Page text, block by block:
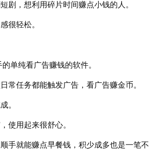
剧，想利用碎片时间赚点小钱的人。
很轻松。
单纯看广告赚钱的软件。
常任务都能触发广告，看广告赚金币。
。
使用起来很舒心。
手就能赚点早餐钱，积少成多也是一笔不